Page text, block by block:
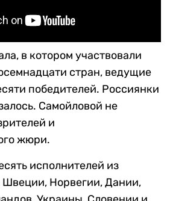
в котором участвовали
стран, ведущие
победителей. Россиянки
Самойловой не
и
жюри.
исполнителей из
Швеции, Норвегии, Дании,